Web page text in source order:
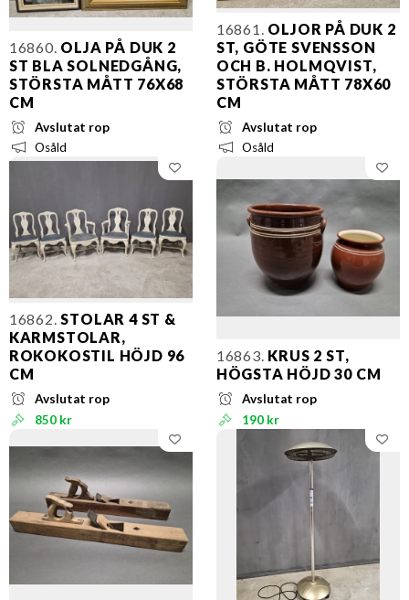
16860. OLJA PÅ DUK 2
ST BLA SOLNEDGÅNG,
STÖRSTA MÅTT 76X68
CM
Avslutat rop
Osåld
16861. OLJOR PÅ DUK 2
ST, GÖTE SVENSSON
OCH B. HOLMQVIST,
STÖRSTA MÅTT 78X60
CM
Avslutat rop
Osåld
16862. STOLAR 4 ST &
KARMSTOLAR,
ROKOKOSTIL HÖJD 96
CM
Avslutat rop
850 kr
16863. KRUS 2 ST,
HÖGSTA HÖJD 30 CM
Avslutat rop
190 kr